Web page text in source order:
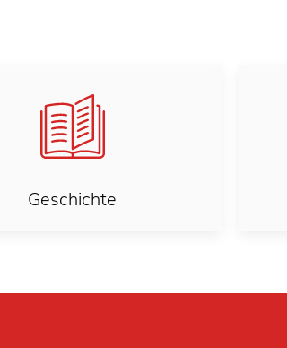
Geschichte